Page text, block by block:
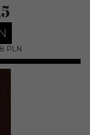
PLN